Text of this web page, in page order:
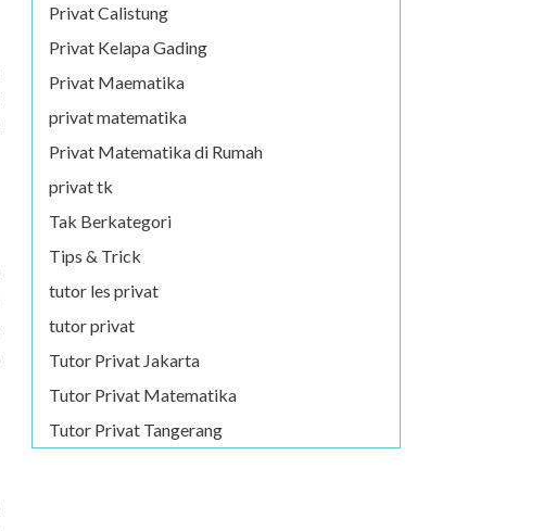
Privat Calistung
Privat Kelapa Gading
Privat Maematika
privat matematika
Privat Matematika di Rumah
privat tk
Tak Berkategori
Tips & Trick
tutor les privat
tutor privat
Tutor Privat Jakarta
Tutor Privat Matematika
Tutor Privat Tangerang